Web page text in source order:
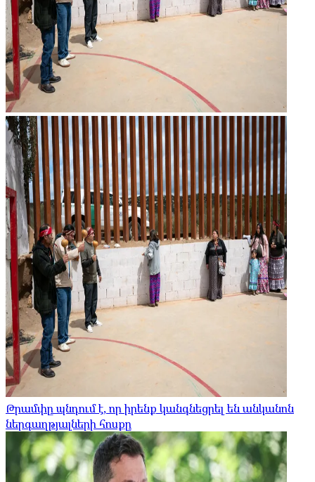
Թրամփը պնդում է, որ իրենք կանգնեցրել են անկանոն
ներգաղթյալների հոսքը